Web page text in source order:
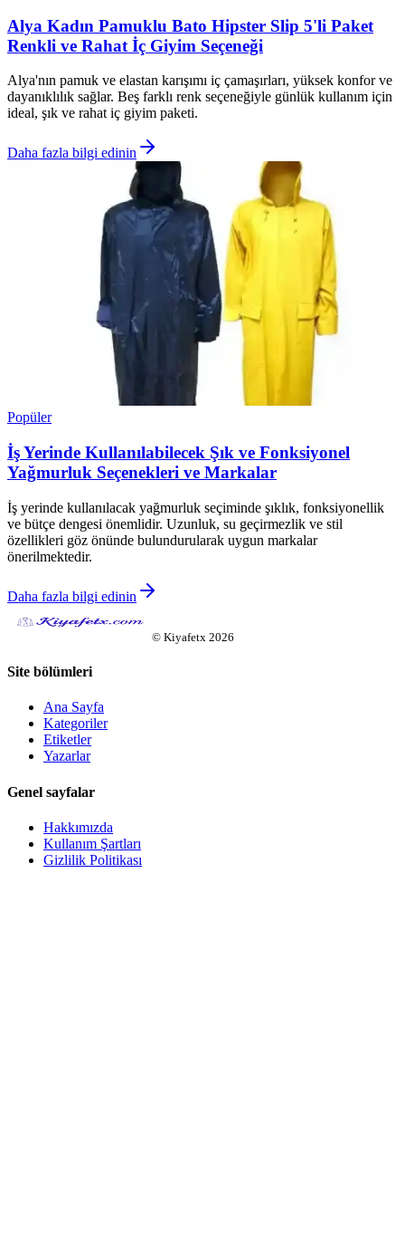
Alya Kadın Pamuklu Bato Hipster Slip 5'li Paket
Renkli ve Rahat İç Giyim Seçeneği
Alya'nın pamuk ve elastan karışımı iç çamaşırları, yüksek konfor ve
dayanıklılık sağlar. Beş farklı renk seçeneğiyle günlük kullanım için
ideal, şık ve rahat iç giyim paketi.
Daha fazla bilgi edinin
Popüler
İş Yerinde Kullanılabilecek Şık ve Fonksiyonel
Yağmurluk Seçenekleri ve Markalar
İş yerinde kullanılacak yağmurluk seçiminde şıklık, fonksiyonellik
ve bütçe dengesi önemlidir. Uzunluk, su geçirmezlik ve stil
özellikleri göz önünde bulundurularak uygun markalar
önerilmektedir.
Daha fazla bilgi edinin
© Kiyafetx 2026
Site bölümleri
Ana Sayfa
Kategoriler
Etiketler
Yazarlar
Genel sayfalar
Hakkımızda
Kullanım Şartları
Gizlilik Politikası